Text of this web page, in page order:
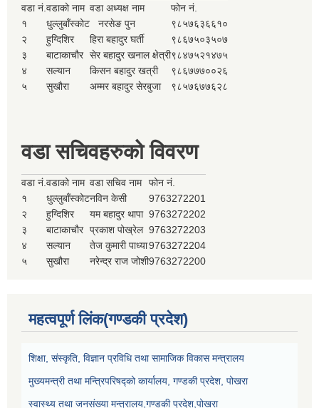
वडा नं. वडाको नाम वडा अध्यक्ष नाम
फोन नं.
१
धुल्लुबाँस्कोट नरसेङ पुन
९८५७६३६६१०
२
हुग्दिशिर हिरा बहादुर घर्ती
९८६७५०३५०७
३
बाटाकाचौर सेर बहादुर खनाल क्षेत्री९८४७५२१४७५
४
सल्यान किसन बहादुर खत्री
९८६७७७००२६
५
सुखौरा अम्मर बहादुर सेरबुजा ९८५७६७७६२८
वडा सचिवहरुको विवरण
वडा नं. वडाको नाम वडा सचिव नाम
फोन नं.
१
धुल्लुबाँस्कोटनविन केसी
9763272201
२
हुग्दिशिर यम बहादुर थापा 9763272202
३
बाटाकाचौर प्रकाश पोख्रेल 9763272203
४
सल्यान तेज कुमारी पाध्या9763272204
५
सुखौरा नरेन्द्र राज जोशी9763272200
महत्वपूर्ण लिंक(गण्डकी प्रदेश)
शिक्षा, संस्कृति, विज्ञान प्रविधि तथा सामाजिक विकास मन्त्रालय
मुख्यमन्त्री तथा मन्त्रिपरिषद्को कार्यालय, गण्डकी प्रदेश, पोखरा
स्वास्थ्य तथा जनसंख्या मन्त्रालय,गण्डकी प्रदेश,पोखरा